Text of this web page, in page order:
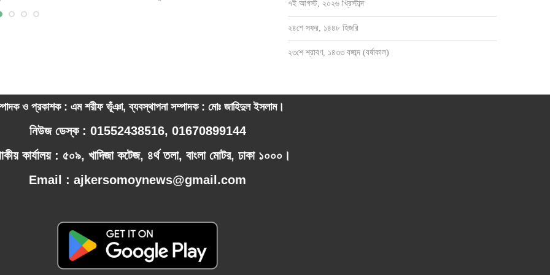
৭ই আগস্ট, ২০২৬ খ্রিস্টাব্দ
২৪শে সফর, ১৪৪৮ হিজরি
২৩শে শ্রাবণ, ১৪৩৩ বঙ্গাব্দ (বর্ষাকাল)
ও প্রকাশক : এম শরীফ ভূঁঞা, ব্যবস্থাপনা সম্পাদক : মোঃ জাহিদুল ইসলাম।
নিউজ ডেস্ক : 01552438516, 01670899144
কার্যালয় : ৫০৯, খাদিজা কটেজ, ৪র্থ তলা, বাংলা মোটর, ঢাকা ১০০০।
Email : ajkersomoynews@gmail.com